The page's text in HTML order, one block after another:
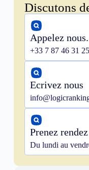
Discutons
Appelez nous.
+33 7 87 46 31 25
Ecrivez nous
Prenez
Du lundi au